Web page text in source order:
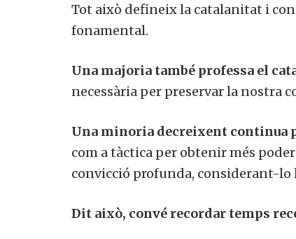
Tot això defineix la catalanitat i
fonamental.
Una majoria també professa el
necessària per preservar la nostra
Una minoria decreixent continua
com a tàctica per obtenir més
convicció profunda, considerant-lo
Dit això, convé recordar temps